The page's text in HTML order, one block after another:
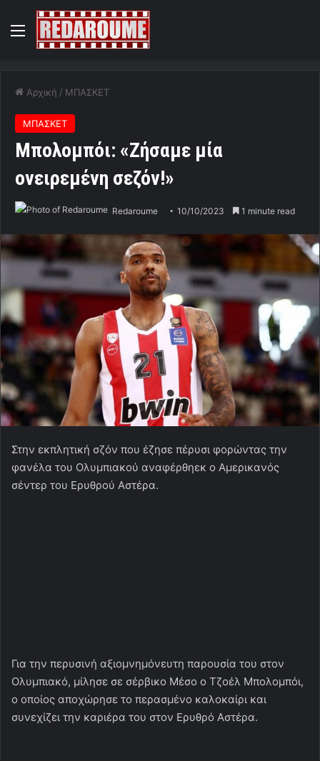
Menu
Αρχική / ΜΠΑΣΚΕΤ
ΜΠΑΣΚΕΤ
Μπολομπόι: «Ζήσαμε μία
ονειρεμένη σεζόν!»
Redaroume 10/10/2023 1 minute read
Στην εκπλητική σζόν που έζησε πέρυσι φορώντας την
φανέλα του Ολυμπιακού αναφέρθηεκ ο Αμερικανός
σέντερ του Ερυθρού Αστέρα.
Για την περυσινή αξιομνημόνευτη παρουσία του στον
Ολυμπιακό, μίλησε σε σέρβικο Μέσο ο Τζοέλ Μπολομπόι,
ο οποίος αποχώρησε το περασμένο καλοκαίρι και
συνεχίζει την καριέρα του στον Ερυθρό Αστέρα.